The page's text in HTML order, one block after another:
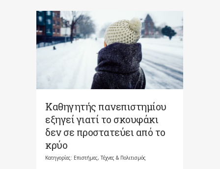
Καθηγητής πανεπιστημίου
εξηγεί γιατί το σκουφάκι
δεν σε προστατεύει από το
κρύο
Κατηγορίες: Επιστήμες, Τέχνες & Πολιτισμός